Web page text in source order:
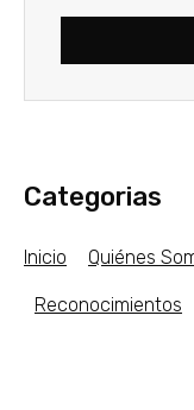
Categorias
Inicio Quiénes
Reconocimientos